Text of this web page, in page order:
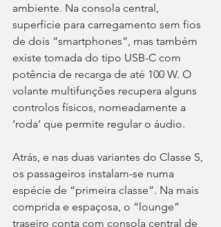
ambiente. Na consola central,
superfície para carregamento sem fios
de dois “smartphones”, mas também
existe tomada do tipo USB-C com
potência de recarga de até 100 W. O
volante multifunções recupera alguns
controlos físicos, nomeadamente a
‘roda’ que permite regular o áudio.
Atrás, e nas duas variantes do Classe S,
os passageiros instalam-se numa
espécie de “primeira classe”. Na mais
comprida e espaçosa, o “lounge”
traseiro conta com consola central de